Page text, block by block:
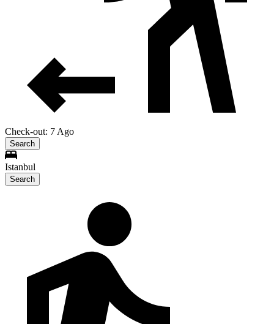
Check-out: 7 Ago
Search
Istanbul
Search